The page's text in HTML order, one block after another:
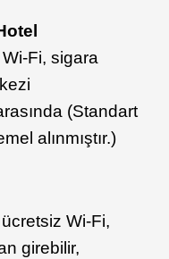
Fi, sigara
(Standart
alınmıştır.)
Wi-Fi,
girebilir,